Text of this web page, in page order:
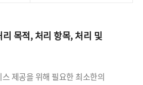
목적, 처리 항목, 처리 및
제공을 위해 필요한 최소한의